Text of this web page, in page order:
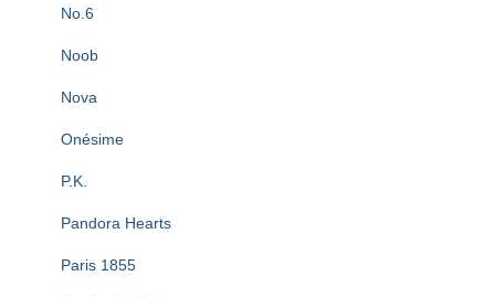
No.6
Noob
Nova
Onésime
P.K.
Pandora Hearts
Paris 1855